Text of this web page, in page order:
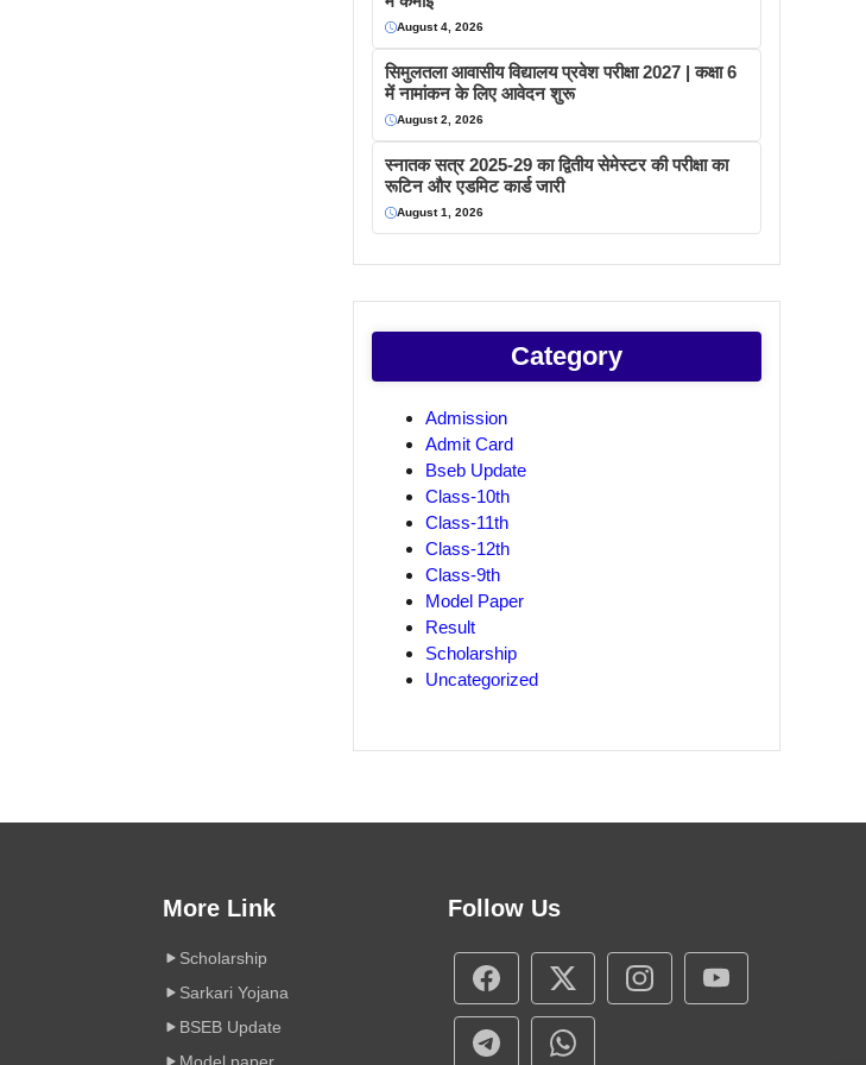
August 4, 2026
सिमुलतला आवासीय विद्यालय प्रवेश परीक्षा 2027 | कक्षा 6
में नामांकन के लिए आवेदन शुरू
August 2, 2026
स्नातक सत्र 2025-29 का द्वितीय सेमेस्टर की परीक्षा का
रूटिन और एडमिट कार्ड जारी
August 1, 2026
Category
Admission
Admit Card
Bseb Update
Class-10th
Class-11th
Class-12th
Class-9th
Model Paper
Result
Scholarship
Uncategorized
More Link
Scholarship
Sarkari Yojana
BSEB Update
Model paper
Follow Us